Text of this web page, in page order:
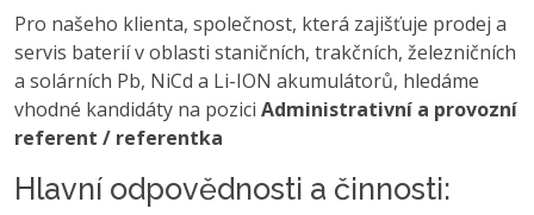
Pro našeho klienta, společnost, která zajišťuje prodej a
servis baterií v oblasti staničních, trakčních, železničních
a solárních Pb, NiCd a Li-ION akumulátorů, hledáme
vhodné kandidáty na pozici Administrativní a provozní
referent / referentka
Hlavní odpovědnosti a činnosti: